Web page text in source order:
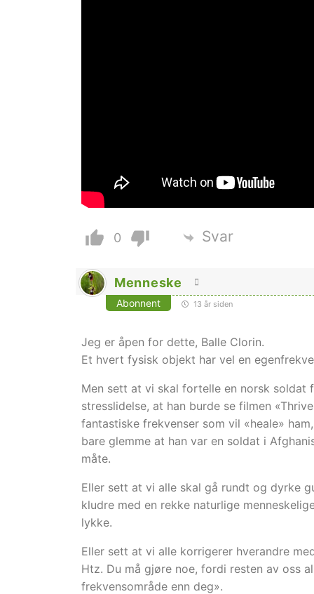
0 Svar
Menneske
Abonnent 13 år siden
Jeg er åpen for dette, Balle Clorin.
Et hvert fysisk objekt har vel en
Men sett at vi skal fortelle en norsk soldat
stresslidelse, at han burde se filmen
fantastiske frekvenser som vil «heale»
bare glemme at han var en soldat i
måte.
Eller sett at vi alle skal gå rundt og dyrke
kludre med en rekke naturlige
lykke.
Eller sett at vi alle korrigerer hverandre
Htz. Du må gjøre noe, fordi resten av oss
frekvensområde enn deg».